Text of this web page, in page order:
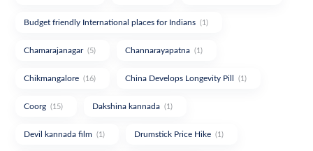
Budget friendly International places for Indians (1)
Chamarajanagar (5) Channarayapatna (1)
Chikmangalore (16) China Develops Longevity Pill (1)
Coorg (15) Dakshina kannada (1)
Devil kannada film (1) Drumstick Price Hike (1)